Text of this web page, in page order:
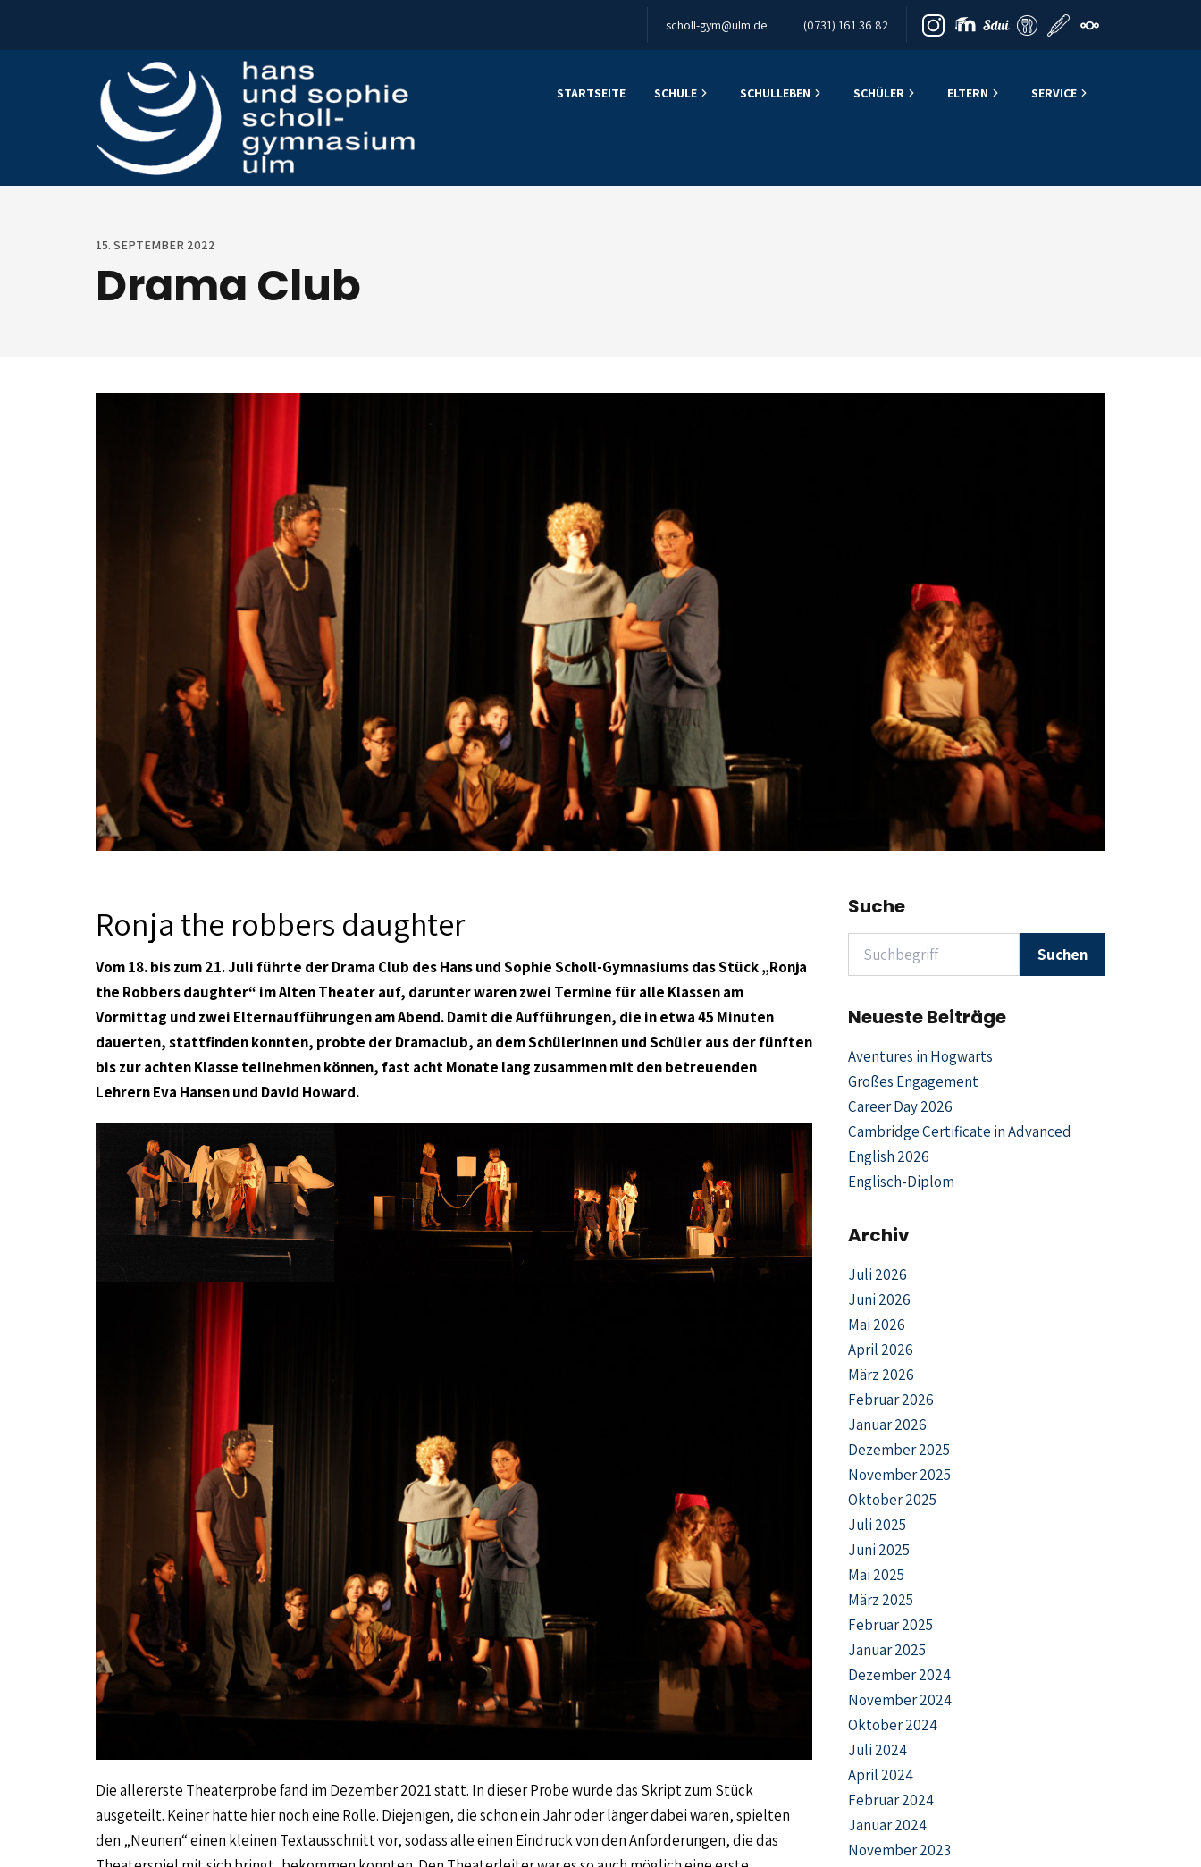
scholl-gym@ulm.de (0731) 161 36 82
STARTSEITE SCHULE SCHULLEBEN SCHÜLER ELTERN SERVICE
15. SEPTEMBER 2022
Drama Club
Ronja the robbers daughter
Vom 18. bis zum 21. Juli führte der Drama Club des Hans und Sophie Scholl-Gymnasiums das Stück „Ronja
the Robbers daughter“ im Alten Theater auf, darunter waren zwei Termine für alle Klassen am
Vormittag und zwei Elternaufführungen am Abend. Damit die Aufführungen, die in etwa 45 Minuten
dauerten, stattfinden konnten, probte der Dramaclub, an dem Schülerinnen und Schüler aus der fünften
bis zur achten Klasse teilnehmen können, fast acht Monate lang zusammen mit den betreuenden
Lehrern Eva Hansen und David Howard.
Die allererste Theaterprobe fand im Dezember 2021 statt. In dieser Probe wurde das Skript zum Stück
ausgeteilt. Keiner hatte hier noch eine Rolle. Diejenigen, die schon ein Jahr oder länger dabei waren, spielten
den „Neunen“ einen kleinen Textausschnitt vor, sodass alle einen Eindruck von den Anforderungen, die das
Suche
Suchen nach Suchen
Neueste Beiträge
Aventures in Hogwarts
Großes Engagement
Career Day 2026
Cambridge Certificate in Advanced
English 2026
Englisch-Diplom
Archiv
Juli 2026
Juni 2026
Mai 2026
April 2026
März 2026
Februar 2026
Januar 2026
Dezember 2025
November 2025
Oktober 2025
Juli 2025
Juni 2025
Mai 2025
März 2025
Februar 2025
Januar 2025
Dezember 2024
November 2024
Oktober 2024
Juli 2024
April 2024
Februar 2024
Januar 2024
November 2023